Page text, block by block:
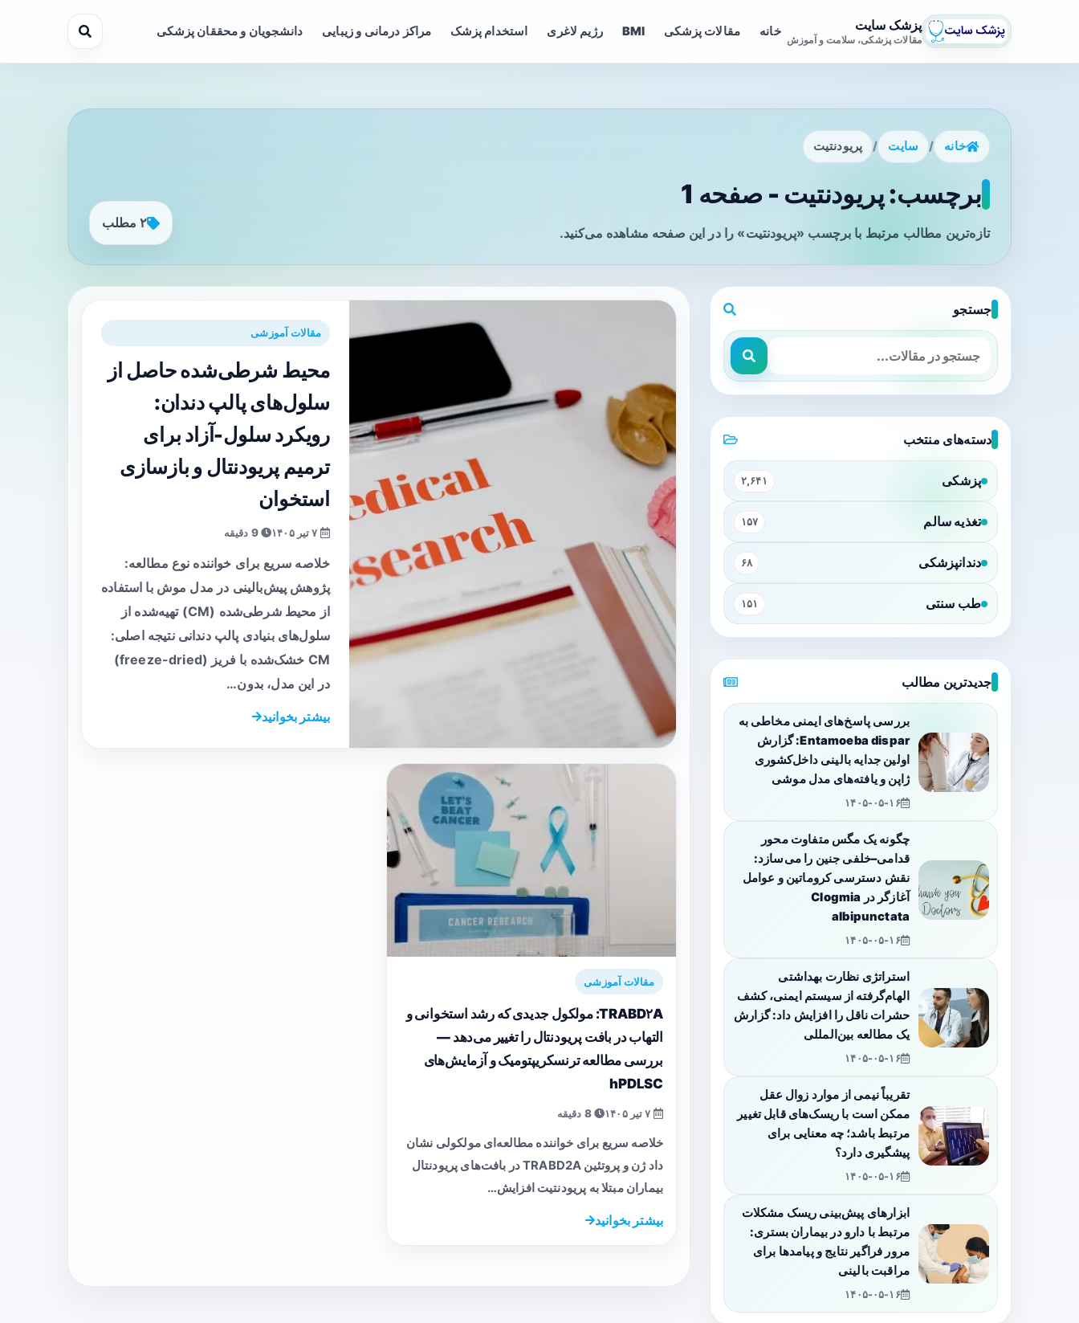
پزشک سایت
مقالات پزشکی، سلامت و آموزش
خانه مقالات پزشکی BMI رژیم لاغری استخدام پزشک مراکز درمانی و زیبایی دانشجویان و محققان پزشکی
خانه / سایت / پریودنتیت
برچسب: پریودنتیت - صفحه 1
تازه‌ترین مطالب مرتبط با برچسب «پریودنتیت» را در این صفحه مشاهده می‌کنید.
۲ مطلب
مقالات آموزشی
محیط شرطی‌شده حاصل از
سلول‌های پالپ دندان:
رویکرد سلول‌-آزاد برای
ترمیم پریودنتال و بازسازی
استخوان
9 دقیقه
خلاصه سریع برای خواننده نوع مطالعه:
پژوهش پیش‌بالینی در مدل موش با استفاده
از محیط شرطی‌شده (CM) تهیه‌شده از
سلول‌های بنیادی پالپ دندانی نتیجه اصلی:
CM خشک‌شده با فریز (freeze-dried)
در این مدل، بدون…
بیشتر بخوانید
مقالات آموزشی
TRABD۲A: مولکول جدیدی که رشد استخوانی و
التهاب در بافت پریودنتال را تغییر می‌دهد —
بررسی مطالعه ترنسکریپتومیک و آزمایش‌های
hPDLSC
8 دقیقه
خلاصه سریع برای خواننده مطالعه‌ای مولکولی نشان
داد ژن و پروتئین TRABD2A در بافت‌های پریودنتال
بیماران مبتلا به پریودنتیت افزایش…
بیشتر بخوانید
جستجو
دسته‌های منتخب
پزشکی ۲,۶۴۱
تغذیه سالم ۱۵۷
دندانپزشکی ۶۸
طب سنتی ۱۵۱
جدیدترین مطالب
بررسی پاسخ‌های ایمنی مخاطی به
Entamoeba dispar: گزارش
اولین جدایه بالینی داخل‌کشوری
ژاپن و یافته‌های مدل موشی
۱۴۰۵-۰۵-۱۶
چگونه یک مگس متفاوت محور
قدامی–خلفی جنین را می‌سازد:
نقش دسترسی کروماتین و عوامل
آغازگر در Clogmia
albipunctata
۱۴۰۵-۰۵-۱۶
استراتژی نظارت بهداشتی
الهام‌گرفته از سیستم ایمنی، کشف
حشرات ناقل را افزایش داد: گزارش
یک مطالعه بین‌المللی
۱۴۰۵-۰۵-۱۶
تقریباً نیمی از موارد زوال عقل
ممکن است با ریسک‌های قابل تغییر
مرتبط باشد؛ چه معنایی برای
پیشگیری دارد؟
۱۴۰۵-۰۵-۱۶
ابزارهای پیش‌بینی ریسک مشکلات
مرتبط با دارو در بیماران بستری:
مرور فراگیر نتایج و پیامدها برای
مراقبت بالینی
۱۴۰۵-۰۵-۱۶